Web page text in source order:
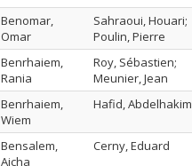
Benomar,
Omar
Sahraoui, Houari;
Poulin, Pierre
Benrhaiem,
Rania
Roy, Sébastien;
Meunier, Jean
Benrhaiem,
Wiem
Hafid, Abdelhakim
Bensalem,
Aicha
Cerny, Eduard